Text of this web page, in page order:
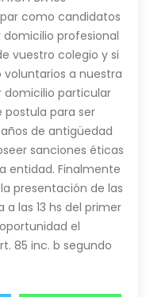
como candidatos
profesional
vuestro colegio y si
a nuestra
particular
postula para ser
de antigüedad
sanciones éticas
entidad. Finalmente
presentación de las
las 13 hs del primer
el
85 inc. b segundo